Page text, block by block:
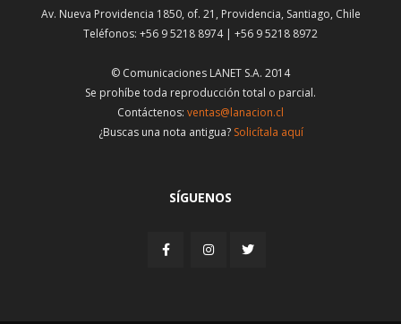
Av. Nueva Providencia 1850, of. 21, Providencia, Santiago, Chile
Teléfonos: +56 9 5218 8974 | +56 9 5218 8972
© Comunicaciones LANET S.A. 2014
Se prohíbe toda reproducción total o parcial.
Contáctenos: ventas@lanacion.cl
¿Buscas una nota antigua? Solicítala aquí
SÍGUENOS